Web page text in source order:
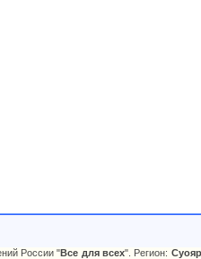
России "Все для всех". Регион: